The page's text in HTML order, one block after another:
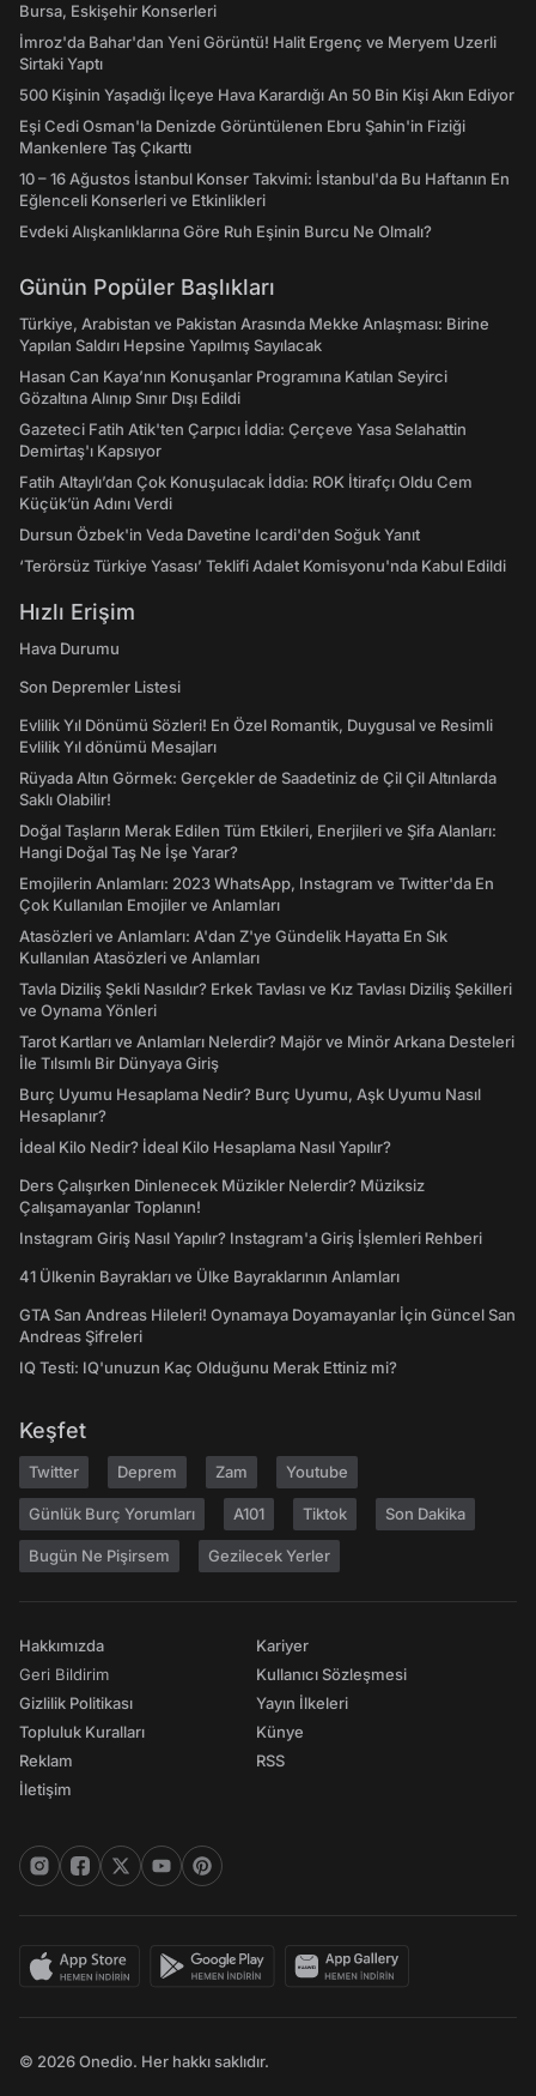
Bursa, Eskişehir Konserleri
İmroz'da Bahar'dan Yeni Görüntü! Halit Ergenç ve Meryem Uzerli
Sirtaki Yaptı
500 Kişinin Yaşadığı İlçeye Hava Karardığı An 50 Bin Kişi Akın Ediyor
Eşi Cedi Osman'la Denizde Görüntülenen Ebru Şahin'in Fiziği
Mankenlere Taş Çıkarttı
10 – 16 Ağustos İstanbul Konser Takvimi: İstanbul'da Bu Haftanın En
Eğlenceli Konserleri ve Etkinlikleri
Evdeki Alışkanlıklarına Göre Ruh Eşinin Burcu Ne Olmalı?
Günün Popüler Başlıkları
Türkiye, Arabistan ve Pakistan Arasında Mekke Anlaşması: Birine
Yapılan Saldırı Hepsine Yapılmış Sayılacak
Hasan Can Kaya’nın Konuşanlar Programına Katılan Seyirci
Gözaltına Alınıp Sınır Dışı Edildi
Gazeteci Fatih Atik'ten Çarpıcı İddia: Çerçeve Yasa Selahattin
Demirtaş'ı Kapsıyor
Fatih Altaylı’dan Çok Konuşulacak İddia: ROK İtirafçı Oldu Cem
Küçük’ün Adını Verdi
Dursun Özbek'in Veda Davetine Icardi'den Soğuk Yanıt
‘Terörsüz Türkiye Yasası’ Teklifi Adalet Komisyonu'nda Kabul Edildi
Hızlı Erişim
Hava Durumu
Son Depremler Listesi
Evlilik Yıl Dönümü Sözleri! En Özel Romantik, Duygusal ve Resimli
Evlilik Yıl dönümü Mesajları
Rüyada Altın Görmek: Gerçekler de Saadetiniz de Çil Çil Altınlarda
Saklı Olabilir!
Doğal Taşların Merak Edilen Tüm Etkileri, Enerjileri ve Şifa Alanları:
Hangi Doğal Taş Ne İşe Yarar?
Emojilerin Anlamları: 2023 WhatsApp, Instagram ve Twitter'da En
Çok Kullanılan Emojiler ve Anlamları
Atasözleri ve Anlamları: A'dan Z'ye Gündelik Hayatta En Sık
Kullanılan Atasözleri ve Anlamları
Tavla Diziliş Şekli Nasıldır? Erkek Tavlası ve Kız Tavlası Diziliş Şekilleri
ve Oynama Yönleri
Tarot Kartları ve Anlamları Nelerdir? Majör ve Minör Arkana Desteleri
İle Tılsımlı Bir Dünyaya Giriş
Burç Uyumu Hesaplama Nedir? Burç Uyumu, Aşk Uyumu Nasıl
Hesaplanır?
İdeal Kilo Nedir? İdeal Kilo Hesaplama Nasıl Yapılır?
Ders Çalışırken Dinlenecek Müzikler Nelerdir? Müziksiz
Çalışamayanlar Toplanın!
Instagram Giriş Nasıl Yapılır? Instagram'a Giriş İşlemleri Rehberi
41 Ülkenin Bayrakları ve Ülke Bayraklarının Anlamları
GTA San Andreas Hileleri! Oynamaya Doyamayanlar İçin Güncel San
Andreas Şifreleri
IQ Testi: IQ'unuzun Kaç Olduğunu Merak Ettiniz mi?
Keşfet
Twitter Deprem Zam Youtube
Günlük Burç Yorumları A101 Tiktok Son Dakika
Bugün Ne Pişirsem Gezilecek Yerler
Hakkımızda
Geri Bildirim
Gizlilik Politikası
Topluluk Kuralları
Reklam
İletişim
Kariyer
Kullanıcı Sözleşmesi
Yayın İlkeleri
Künye
RSS
© 2026 Onedio. Her hakkı saklıdır.